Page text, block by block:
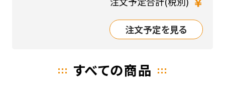
注文予定を見る
すべての商品